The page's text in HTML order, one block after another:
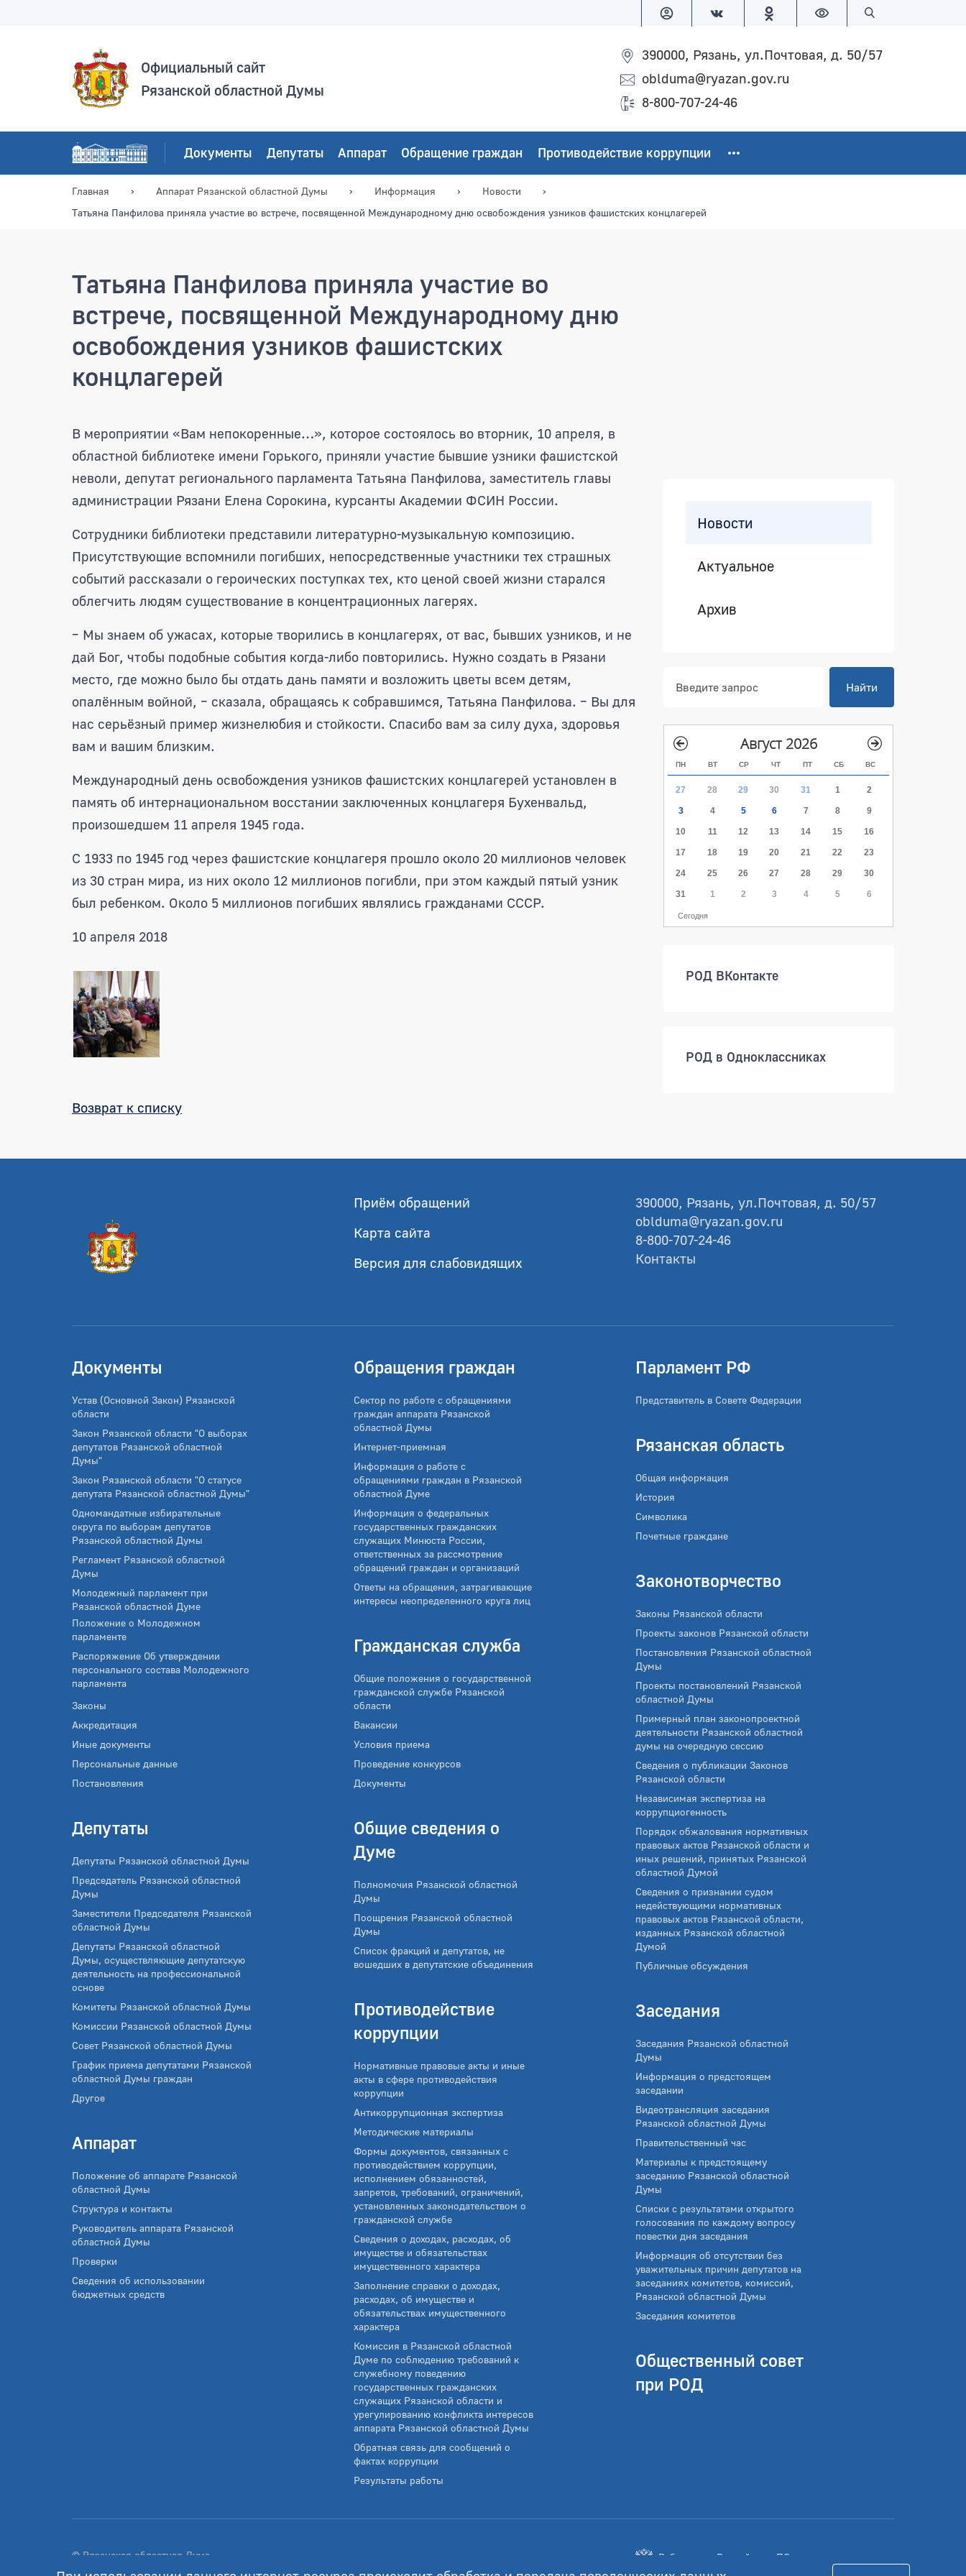
Версия для слабовидящих
Официальный сайт
Рязанской областной Думы
390000, Рязань, ул.Почтовая, д. 50/57
oblduma@ryazan.gov.ru
8-800-707-24-46
Документы Депутаты Аппарат Обращение граждан Противодействие коррупции
Главная Аппарат Рязанской областной Думы Информация
Новости
Татьяна Панфилова приняла участие во встрече, посвященной Международному дню освобождения узников фашистских концлагерей
Татьяна Панфилова приняла участие во
встрече, посвященной Международному дню
освобождения узников фашистских
концлагерей
Татьяна Панфилова приняла участие во встрече, посвященной Международному дню
В мероприятии «Вам непокоренные…», которое состоялось во вторник, 10 апреля, в
областной библиотеке имени Горького, приняли участие бывшие узники фашистской
неволи, депутат регионального парламента Татьяна Панфилова, заместитель главы
администрации Рязани Елена Сорокина, курсанты Академии ФСИН России.
Сотрудники библиотеки представили литературно-музыкальную композицию.
Присутствующие вспомнили погибших, непосредственные участники тех страшных
событий рассказали о героических поступках тех, кто ценой своей жизни старался
облегчить людям существование в концентрационных лагерях.
– Мы знаем об ужасах, которые творились в концлагерях, от вас, бывших узников, и не
дай Бог, чтобы подобные события когда-либо повторились. Нужно создать в Рязани
место, где можно было бы отдать дань памяти и возложить цветы всем детям,
опалённым войной, – сказала, обращаясь к собравшимся, Татьяна Панфилова. – Вы для
нас серьёзный пример жизнелюбия и стойкости. Спасибо вам за силу духа, здоровья
вам и вашим близким.
Международный день освобождения узников фашистских концлагерей установлен в
память об интернациональном восстании заключенных концлагеря Бухенвальд,
произошедшем 11 апреля 1945 года.
С 1933 по 1945 год через фашистские концлагеря прошло около 20 миллионов человек
из 30 стран мира, из них около 12 миллионов погибли, при этом каждый пятый узник
был ребенком. Около 5 миллионов погибших являлись гражданами СССР.
10 апреля 2018
Возврат к списку
Новости
Актуальное
Архив
Найти
Август 2026
ПН ВТ СР ЧТ ПТ СБ ВС
27 28 29 30 31 1 2
3 4 5 6 7 8 9
10 11 12 13 14 15 16
17 18 19 20 21 22 23
24 25 26 27 28 29 30
31 1 2 3 4 5 6
Сегодня
РОД ВКонтакте
РОД в Одноклассниках
Приём обращений
Карта сайта
Версия для слабовидящих
390000, Рязань, ул.Почтовая, д. 50/57
oblduma@ryazan.gov.ru
8-800-707-24-46
Контакты
Документы
Устав (Основной Закон) Рязанской
области
Закон Рязанской области "О выборах
депутатов Рязанской областной
Думы"
Закон Рязанской области "О статусе
депутата Рязанской областной Думы"
Одномандатные избирательные
округа по выборам депутатов
Рязанской областной Думы
Регламент Рязанской областной
Думы
Молодежный парламент при
Рязанской областной Думе
Положение о Молодежном
парламенте
Распоряжение Об утверждении
персонального состава Молодежного
парламента
Законы
Аккредитация
Иные документы
Персональные данные
Постановления
Депутаты
Депутаты Рязанской областной Думы
Председатель Рязанской областной
Думы
Заместители Председателя Рязанской
областной Думы
Депутаты Рязанской областной
Думы, осуществляющие депутатскую
деятельность на профессиональной
основе
Комитеты Рязанской областной Думы
Комиссии Рязанской областной Думы
Совет Рязанской областной Думы
График приема депутатами Рязанской
областной Думы граждан
Другое
Аппарат
Положение об аппарате Рязанской
областной Думы
Структура и контакты
Руководитель аппарата Рязанской
областной Думы
Проверки
Сведения об использовании
бюджетных средств
Обращения граждан
Сектор по работе с обращениями
граждан аппарата Рязанской
областной Думы
Интернет-приемная
Информация о работе с
обращениями граждан в Рязанской
областной Думе
Информация о федеральных
государственных гражданских
служащих Минюста России,
ответственных за рассмотрение
обращений граждан и организаций
Ответы на обращения, затрагивающие
интересы неопределенного круга лиц
Гражданская служба
Общие положения о государственной
гражданской службе Рязанской
области
Вакансии
Условия приема
Проведение конкурсов
Документы
Общие сведения о
Думе
Полномочия Рязанской областной
Думы
Поощрения Рязанской областной
Думы
Список фракций и депутатов, не
вошедших в депутатские объединения
Противодействие
коррупции
Нормативные правовые акты и иные
акты в сфере противодействия
коррупции
Антикоррупционная экспертиза
Методические материалы
Формы документов, связанных с
противодействием коррупции,
исполнением обязанностей,
запретов, требований, ограничений,
установленных законодательством о
гражданской службе
Сведения о доходах, расходах, об
имуществе и обязательствах
имущественного характера
Заполнение справки о доходах,
расходах, об имуществе и
обязательствах имущественного
характера
Комиссия в Рязанской областной
Думе по соблюдению требований к
служебному поведению
государственных гражданских
служащих Рязанской области и
урегулированию конфликта интересов
аппарата Рязанской областной Думы
Обратная связь для сообщений о
фактах коррупции
Результаты работы
Парламент РФ
Представитель в Совете Федерации
Рязанская область
Общая информация
История
Символика
Почетные граждане
Законотворчество
Законы Рязанской области
Проекты законов Рязанской области
Постановления Рязанской областной
Думы
Проекты постановлений Рязанской
областной Думы
Примерный план законопроектной
деятельности Рязанской областной
думы на очередную сессию
Сведения о публикации Законов
Рязанской области
Независимая экспертиза на
коррупциогенность
Порядок обжалования нормативных
правовых актов Рязанской области и
иных решений, принятых Рязанской
областной Думой
Сведения о признании судом
недействующими нормативных
правовых актов Рязанской области,
изданных Рязанской областной
Думой
Публичные обсуждения
Заседания
Заседания Рязанской областной
Думы
Информация о предстоящем
заседании
Видеотрансляция заседания
Рязанской областной Думы
Правительственный час
Материалы к предстоящему
заседанию Рязанской областной
Думы
Списки с результатами открытого
голосования по каждому вопросу
повестки дня заседания
Информация об отсутствии без
уважительных причин депутатов на
заседаниях комитетов, комиссий,
Рязанской областной Думы
Заседания комитетов
Общественный совет
при РОД
© Рязанская областная Дума
Работает на Российском ПО